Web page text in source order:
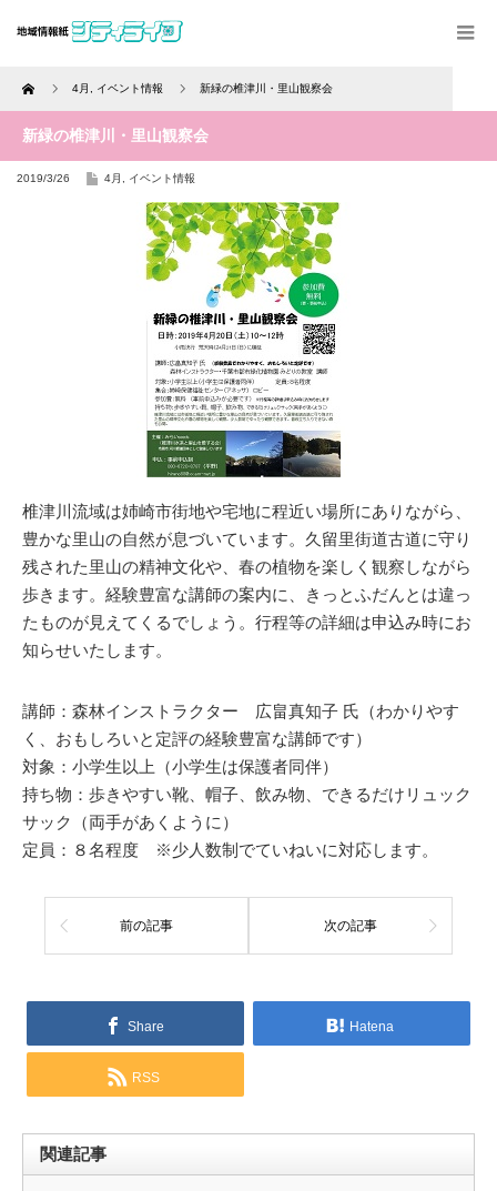
Home 4月 イベント情報 新緑の椎津川・里山観察会
新緑の椎津川・里山観察会
2019/3/26 4月 イベント情報
椎津川流域は姉崎市街地や宅地に程近い場所にありながら、
豊かな里山の自然が息づいています。久留里街道古道に守り
残された里山の精神文化や、春の植物を楽しく観察しながら
歩きます。経験豊富な講師の案内に、きっとふだんとは違っ
たものが見えてくるでしょう。行程等の詳細は申込み時にお
知らせいたします。
講師：森林インストラクター 広畠真知子 氏（わかりやす
く、おもしろいと定評の経験豊富な講師です）
対象：小学生以上（小学生は保護者同伴）
持ち物：歩きやすい靴、帽子、飲み物、できるだけリュック
サック（両手があくように）
定員：８名程度 ※少人数制でていねいに対応します。
前の記事 次の記事
Share Hatena
RSS
関連記事